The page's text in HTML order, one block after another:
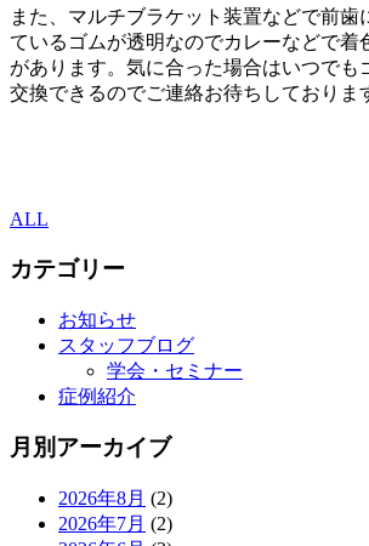
また、マルチブラケット装置などで前歯
ているゴムが透明なのでカレーなどで着
があります。気に合った場合はいつでも
交換できるのでご連絡お待ちしておりま
ALL
カテゴリー
お知らせ
スタッフブログ
学会・セミナー
症例紹介
月別アーカイブ
2026年8月 (2)
2026年7月 (2)